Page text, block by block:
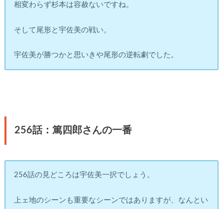
相変わらず杉本は容赦ないですね。
そして尾形と宇佐美の戦い。
宇佐美が勝つかと思いきや尾形の逆転劇でした。
256話：篤四郎さんの一番
256話の見どころは宇佐美一択でしょう。
上ェ地のシーンも重要なシーンではありますが、なんとい